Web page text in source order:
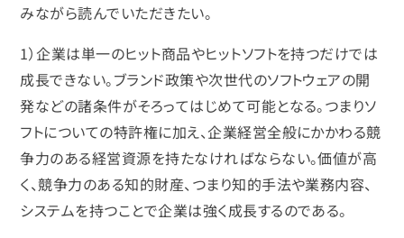
みながら読んでいただきたい。
1）企業は単一のヒット商品やヒットソフトを持つだけでは
成長できない。ブランド政策や次世代のソフトウェアの開
発などの諸条件がそろってはじめて可能となる。つまりソ
フトについての特許権に加え、企業経営全般にかかわる競
争力のある経営資源を持たなければならない。価値が高
く、競争力のある知的財産、つまり知的手法や業務内容、
システムを持つことで企業は強く成長するのである。